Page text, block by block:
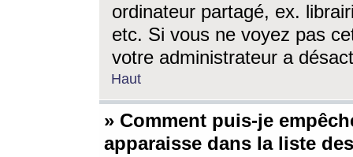
ordinateur partagé, ex.
etc. Si vous ne voyez pas
votre administrateur a
Haut
» Comment puis-je
apparaisse dans la liste